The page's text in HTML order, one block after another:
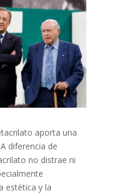
aporta una
diferencia de
no distrae ni
estética y la